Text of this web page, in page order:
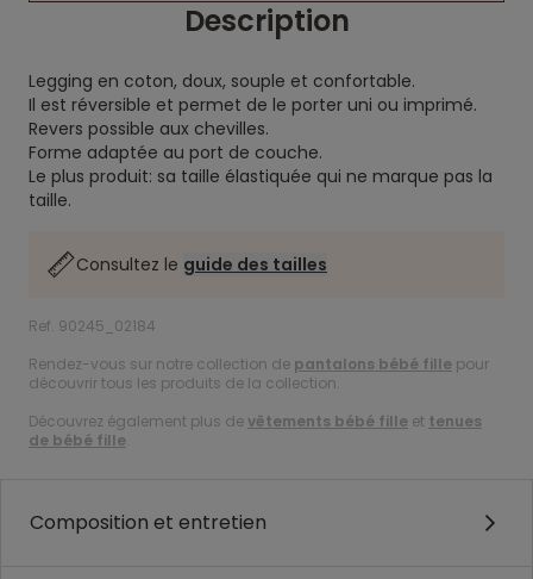
Description
Legging en coton, doux, souple et confortable.
Il est réversible et permet de le porter uni ou imprimé.
Revers possible aux chevilles.
Forme adaptée au port de couche.
Le plus produit: sa taille élastiquée qui ne marque pas la
taille.
Consultez le guide des tailles
Ref. 90245_02184
Rendez-vous sur notre collection de pantalons bébé fille pour
découvrir tous les produits de la collection.
Découvrez également plus devêtements bébé fille et tenues
de bébé fille.
Composition et entretien